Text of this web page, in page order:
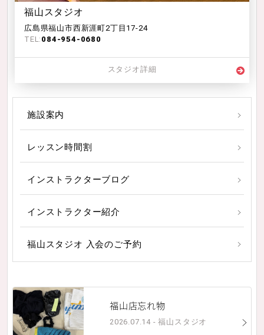
福山スタジオ
広島県福山市西新涯町2丁目17-24
TEL: 084-954-0680
スタジオ詳細
施設案内
レッスン時間割
インストラクターブログ
インストラクター紹介
福山スタジオ 入会のご予約
福山店忘れ物
2026.07.14 - 福山スタジオ